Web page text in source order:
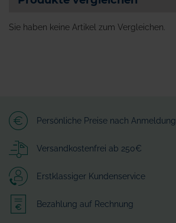
Sie haben keine Artikel zum Vergleichen.
Persönliche Preise nach Anmeldung
Versandkostenfrei ab 250€
Erstklassiger Kundenservice
Bezahlung auf Rechnung